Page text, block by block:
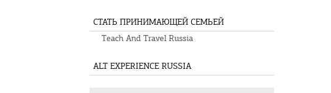
СТАТЬ ПРИНИМАЮЩЕЙ СЕМЬЕЙ
Teach And Travel Russia
ALT EXPERIENCE RUSSIA